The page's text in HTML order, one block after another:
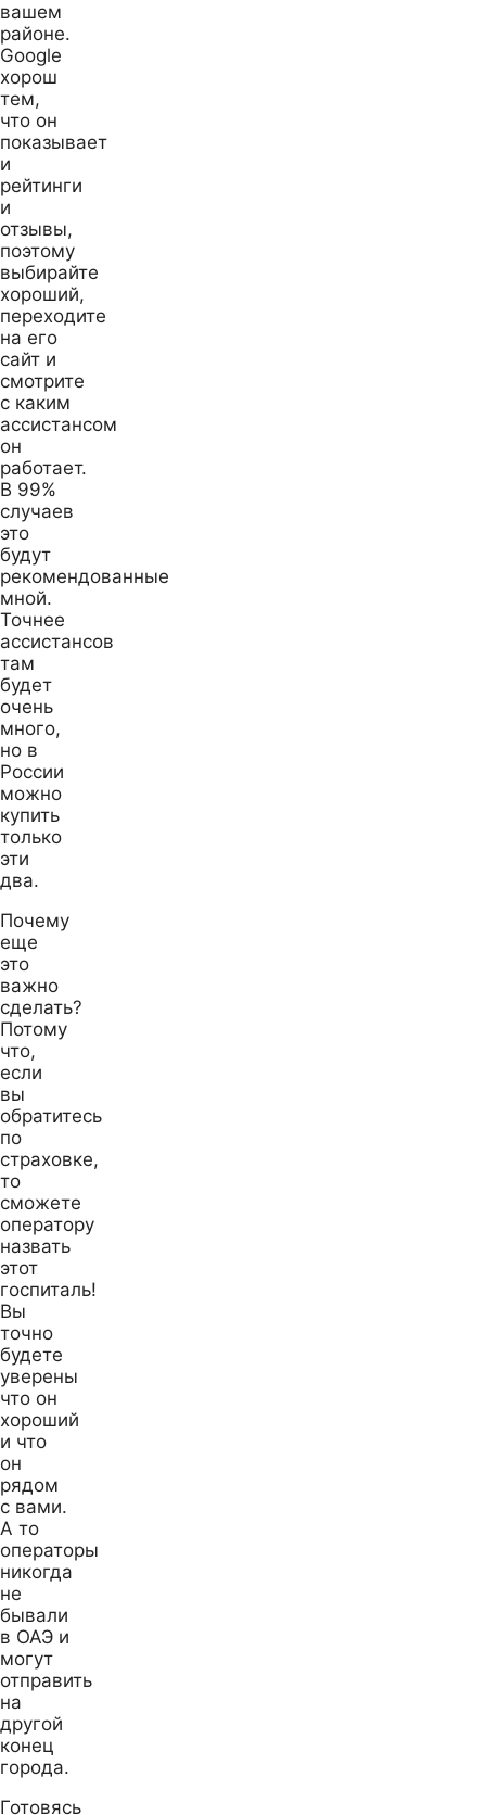
вашем
районе.
Google
хорош
тем,
что он
показывает
и
рейтинги
и
отзывы,
поэтому
выбирайте
хороший,
переходите
на его
сайт и
смотрите
с каким
ассистансом
он
работает.
В 99%
случаев
это
будут
рекомендованные
мной.
Точнее
ассистансов
там
будет
очень
много,
но в
России
можно
купить
только
эти
два.
Почему
еще
это
важно
сделать?
Потому
что,
если
вы
обратитесь
по
страховке,
то
сможете
оператору
назвать
этот
госпиталь!
Вы
точно
будете
уверены
что он
хороший
и что
он
рядом
с вами.
А то
операторы
никогда
не
бывали
в ОАЭ и
могут
отправить
на
другой
конец
города.
Готовясь